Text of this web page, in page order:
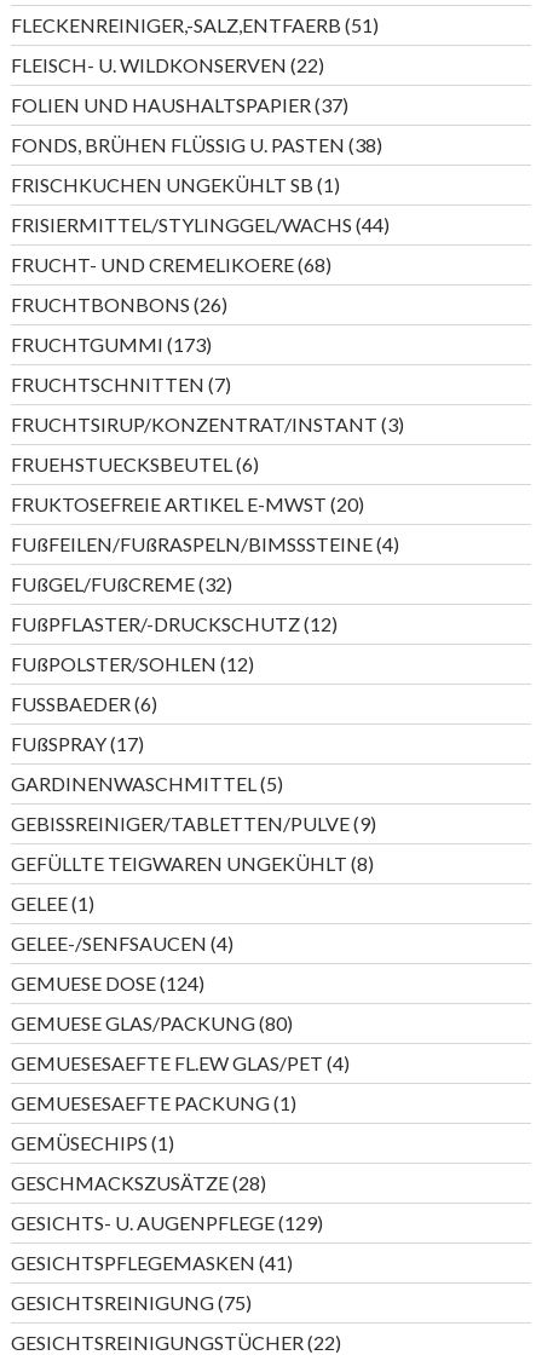
Produkte
FLECKENREINIGER,-SALZ,ENTFAERB 5151
Produkte
FLEISCH- U. WILDKONSERVEN 2222
Produkte
FOLIEN UND HAUSHALTSPAPIER 3737
Produkte
FONDS, BRÜHEN FLÜSSIG U. PASTEN 3838
Produkte
FRISCHKUCHEN UNGEKÜHLT SB 11
Produkt
FRISIERMITTEL/STYLINGGEL/WACHS 4444
Produkte
FRUCHT- UND CREMELIKOERE 6868
Produkte
FRUCHTBONBONS 2626
Produkte
FRUCHTGUMMI 173173
Produkte
FRUCHTSCHNITTEN 77
Produkte
FRUCHTSIRUP/KONZENTRAT/INSTANT 33
Produkte
FRUEHSTUECKSBEUTEL 66
Produkte
FRUKTOSEFREIE ARTIKEL E-MWST 2020
Produkte
FUßFEILEN/FUßRASPELN/BIMSSSTEINE 44
Produkte
FUßGEL/FUßCREME 3232
Produkte
FUßPFLASTER/-DRUCKSCHUTZ 1212
Produkte
FUßPOLSTER/SOHLEN 1212
Produkte
FUSSBAEDER 66
Produkte
FUßSPRAY 1717
Produkte
GARDINENWASCHMITTEL 55
Produkte
GEBISSREINIGER/TABLETTEN/PULVE 99
Produkte
GEFÜLLTE TEIGWAREN UNGEKÜHLT 88
Produkte
GELEE 11
Produkt
GELEE-/SENFSAUCEN 44
Produkte
GEMUESE DOSE 124124
Produkte
GEMUESE GLAS/PACKUNG 8080
Produkte
GEMUESESAEFTE FL.EW GLAS/PET 44
Produkte
GEMUESESAEFTE PACKUNG 11
Produkt
GEMÜSECHIPS 11
Produkt
GESCHMACKSZUSÄTZE 2828
Produkte
GESICHTS- U. AUGENPFLEGE 129129
Produkte
GESICHTSPFLEGEMASKEN 4141
Produkte
GESICHTSREINIGUNG 7575
Produkte
GESICHTSREINIGUNGSTÜCHER 2222